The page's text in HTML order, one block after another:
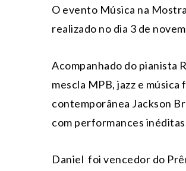
O evento Música na
realizado no dia 3 de
Acompanhado do pianista
mescla MPB, jazz e
contemporânea Jackson
com performances
Daniel foi vencedor do